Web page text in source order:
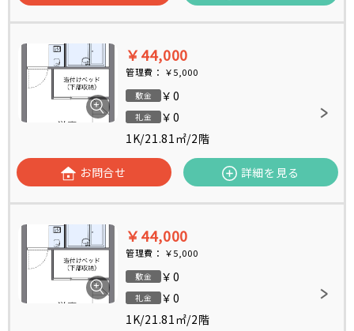
￥44,000
管理費： ￥5,000
敷金 ￥0
礼金
￥0
1K/21.81㎡/2階
お問合せ 詳細を見る
￥44,000
管理費： ￥5,000
敷金 ￥0
礼金
￥0
1K/21.81㎡/2階